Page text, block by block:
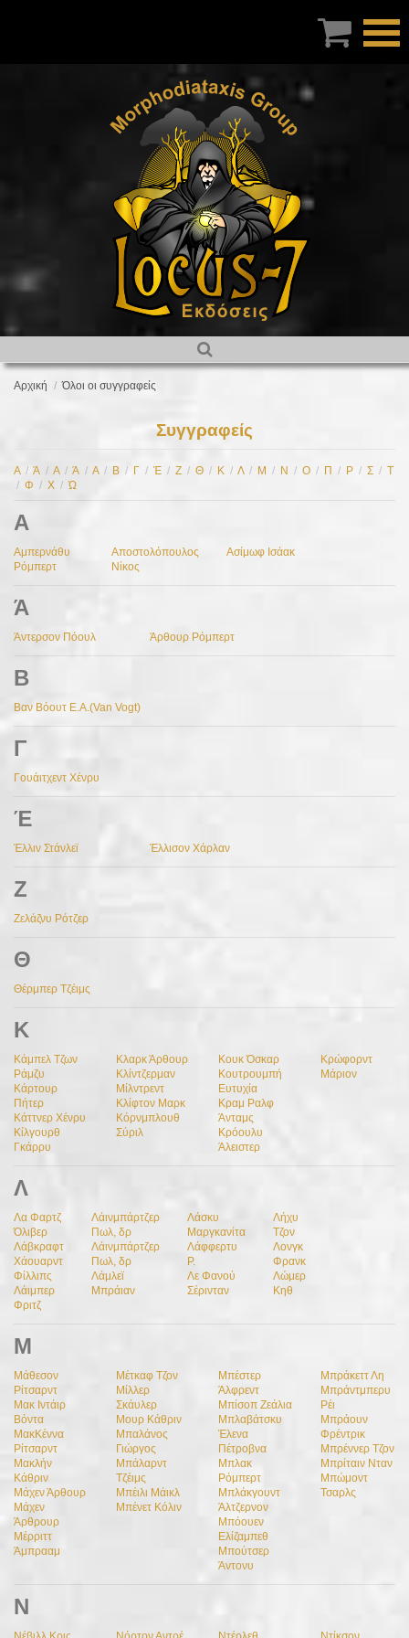
Αρχική Όλοι οι συγγραφείς
Συγγραφείς
Α / Ά / Α / Ά / Α / Β / Γ / Έ / Ζ / Θ / Κ / Λ / Μ / Ν / Ο / Π / Ρ / Σ / Τ
/ Φ / Χ / Ώ
Α
Αμπερνάθυ
Ρόμπερτ
Αποστολόπουλος
Νίκος
Ασίμωφ Ισάακ
Ά
Άντερσον Πόουλ Άρθουρ Ρόμπερτ
Β
Βαν Βόουτ Ε.Α.(Van Vogt)
Γ
Γουάιτχεντ Χένρυ
Έ
Έλλιν Στάνλεϊ Έλλισον Χάρλαν
Ζ
Ζελάζνυ Ρότζερ
Θ
Θέρμπερ Τζέιμς
Κ
Κάμπελ Τζων
Ράμζυ
Κάρτουρ
Πήτερ
Κάττνερ Χένρυ
Κίλγουρθ
Γκάρρυ
Κλαρκ Άρθουρ
Κλίντζερμαν
Μίλντρεντ
Κλίφτον Μαρκ
Κόρνμπλουθ
Σύριλ
Κουκ Όσκαρ
Κουτρουμπή
Ευτυχία
Κραμ Ραλφ
Άνταμς
Κρόουλυ
Άλειστερ
Κρώφορντ
Μάριον
Λ
Λα Φαρτζ
Όλιβερ
Λάβκραφτ
Χάουαρντ
Φίλλιπς
Λάιμπερ
Φριτζ
Λάινμπάρτζερ
Πωλ, δρ
Λάινμπάρτζερ
Πωλ, δρ
Λάμλεϊ
Μπράιαν
Λάσκυ
Μαργκανίτα
Λάφφερτυ
Ρ.
Λε Φανού
Σέρινταν
Λήχυ
Τζον
Λονγκ
Φρανκ
Λώμερ
Κηθ
Μ
Μάθεσον
Ρίτσαρντ
Μακ Ιντάιρ
Βόντα
ΜακΚέννα
Ρίτσαρντ
Μακλήν
Κάθριν
Μάχεν Άρθουρ
Μάχεν
Άρθρουρ
Μέρριττ
Άμπρααμ
Μέτκαφ Τζον
Μίλλερ
Σκάυλερ
Μουρ Κάθριν
Μπαλάνος
Γιώργος
Μπάλαρντ
Τζέιμς
Μπέιλι Μάικλ
Μπένετ Κόλιν
Μπέστερ
Άλφρεντ
Μπίσοπ Ζεάλια
Μπλαβάτσκυ
Έλενα
Πέτροβνα
Μπλακ
Ρόμπερτ
Μπλάκγουντ
Άλτζερνον
Μπόουεν
Ελίζαμπεθ
Μπούτσερ
Άντονυ
Μπράκεττ Λη
Μπράντμπερυ
Ρέι
Μπράουν
Φρέντρικ
Μπρέννερ Τζον
Μπρίταιν Νταν
Μπώμοντ
Τσαρλς
Ν
